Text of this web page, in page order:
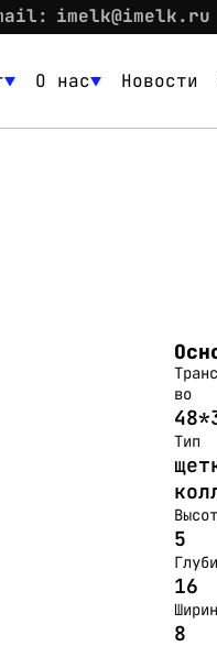
imelk@imelk.ru
О нас Новости
во
Тип
5
16
8